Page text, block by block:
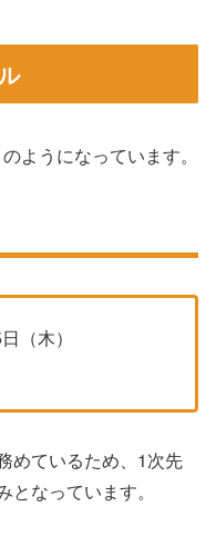
ようになっています。
（木）
めているため、1次先
なっています。